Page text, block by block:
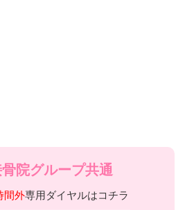
院グループ共通
間外専用ダイヤルはコチラ